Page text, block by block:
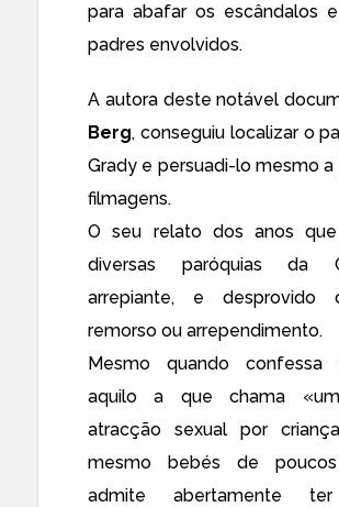
para abafar os escândalos
padres envolvidos.
A autora deste notável
Berg, conseguiu localizar o
Grady e persuadi-lo mesmo a
filmagens.
O seu relato dos anos
diversas paróquias da
arrepiante, e desprovido
remorso ou arrependimento.
Mesmo quando confessa
aquilo a que chama
atracção sexual por
mesmo bebés de
admite abertamente